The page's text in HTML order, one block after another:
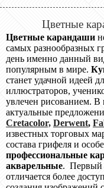
Цветные
Цветные карандаши
самых разнообразных
день именно данный
популярным в мире.
станет удачной идеей
иллюстраторов,
увлечен рисованием. В
актуальные
Cretacolor, Derwent,
известных торговых
состава грифеля и
профессиональные
акварельные. Первый
отличается более